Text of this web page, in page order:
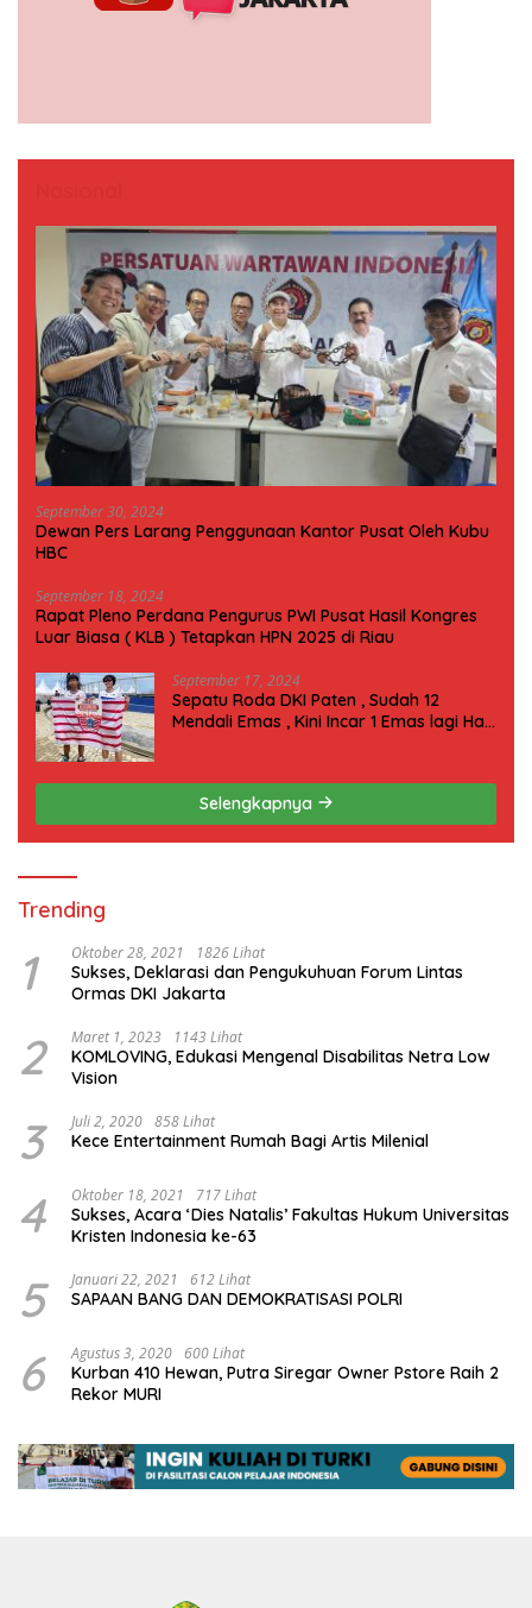
September 30, 2024
Dewan Pers Larang Penggunaan Kantor Pusat Oleh Kubu
HBC
September 18, 2024
Rapat Pleno Perdana Pengurus PWI Pusat Hasil Kongres
Luar Biasa ( KLB ) Tetapkan HPN 2025 di Riau
September 17, 2024
Sepatu Roda DKI Paten , Sudah 12
Mendali Emas , Kini Incar 1 Emas lagi Hari
Selengkapnya
Trending
1 Oktober 28, 2021 1826 Lihat
Sukses, Deklarasi dan Pengukuhuan Forum Lintas
Ormas DKI Jakarta
2 Maret 1, 2023 1143 Lihat
KOMLOVING, Edukasi Mengenal Disabilitas Netra Low
Vision
3 Juli 2, 2020 858 Lihat
Kece Entertainment Rumah Bagi Artis Milenial
4 Oktober 18, 2021 717 Lihat
Sukses, Acara ‘Dies Natalis’ Fakultas Hukum Universitas
Kristen Indonesia ke-63
5 Januari 22, 2021 612 Lihat
SAPAAN BANG DAN DEMOKRATISASI POLRI
6 Agustus 3, 2020 600 Lihat
Kurban 410 Hewan, Putra Siregar Owner Pstore Raih 2
Rekor MURI